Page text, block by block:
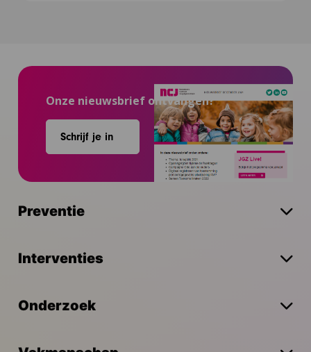
Onze nieuwsbrief ontvangen?
Schrijf je in
Preventie
Interventies
Onderzoek